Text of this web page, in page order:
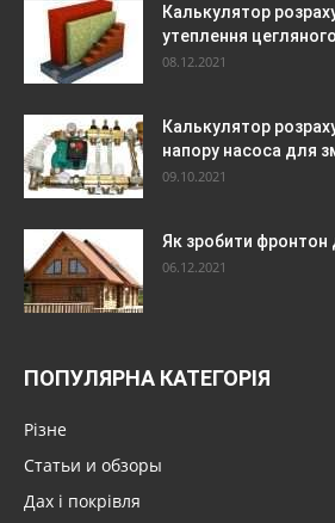
Калькулятор
утеплення
08.12.2021
Калькулятор
напору насоса для
09.10.2021
Як зробити
06.12.2021
ПОПУЛЯРНА КАТЕГОРІЯ
Різне
Статьи и обзоры
Дах і покрівля